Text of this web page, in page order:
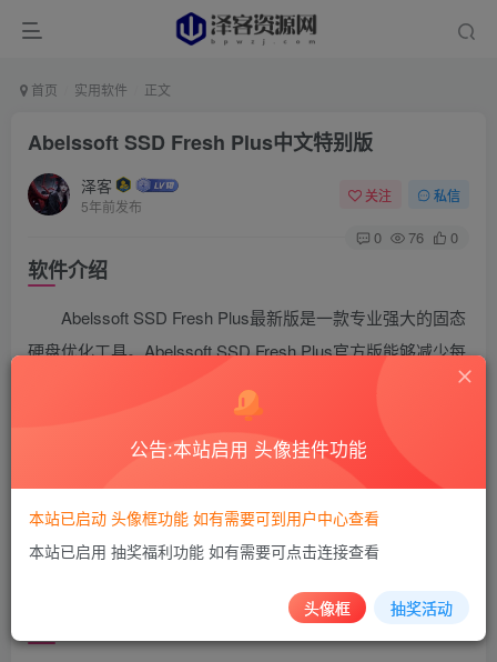
首页 实用软件 正文
Abelssoft SSD Fresh Plus中文特别版
泽客
5年前发布
关注 私信
0 76 0
软件介绍
Abelssoft SSD Fresh Plus最新版是一款专业强大的固态
硬盘优化工具。Abelssoft SSD Fresh Plus官方版能够减少每
命。Abelssoft SSD Fresh Plus软件支持碎片整理、系统恢
复、启动文件碎片整理等功能，用户可以轻松地对固态硬盘
进行日常维护和清理。
软件截图
公告:本站启用 头像挂件功能
本站已启动 头像框功能 如有需要可到用户中心查看
本站已启用 抽奖福利功能 如有需要可点击连接查看
头像框 抽奖活动